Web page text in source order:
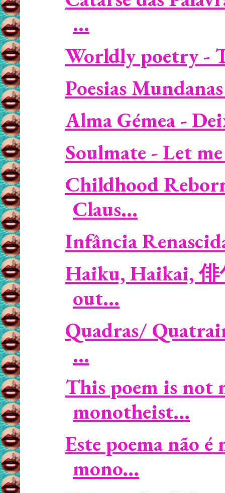
...
Worldly poetry -
Poesias
Alma Gémea -
Soulmate - Let
Childhood
Claus...
Infância
Haiku, Haikai,
out...
Quadras/
...
This poem is not
monotheist...
Este poema não é
mono...